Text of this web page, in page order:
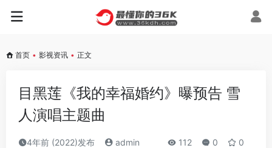
首页 • 影视资讯 • 正文
目黑莲《我的幸福婚约》曝预告 雪
人演唱主题曲
4年前 (2022)发布 admin 112 0 0